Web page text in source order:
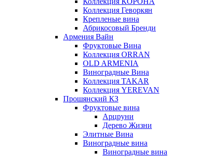
Коллекция Геворкян
Крепленые вина
Абрикосовый Бренди
Армения Вайн
Фруктовые Вина
Коллекция ORRAN
OLD ARMENIA
Виноградные Вина
Коллекция TAKAR
Коллекция YEREVAN
Прошянский КЗ
Фруктовые вина
Арцруни
Дерево Жизни
Элитные Вина
Виноградные вина
Виноградные вина